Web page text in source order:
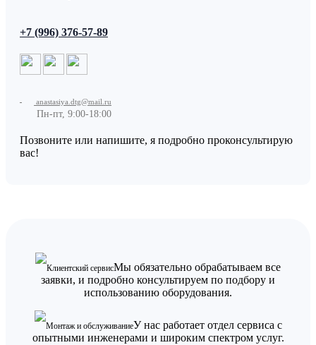
+7 (996) 376-57-89
anastasiya.dtg@mail.ru
Пн-пт, 9:00-18:00
Позвоните или напишите, я подробно проконсультирую
вас!
Клиентский сервисМы обязательно обрабатываем все
заявки, и подробно консультируем по подбору и
использованию оборудования.
Монтаж и обслуживаниеУ нас работает отдел сервиса с
опытными инженерами и широким спектром услуг.